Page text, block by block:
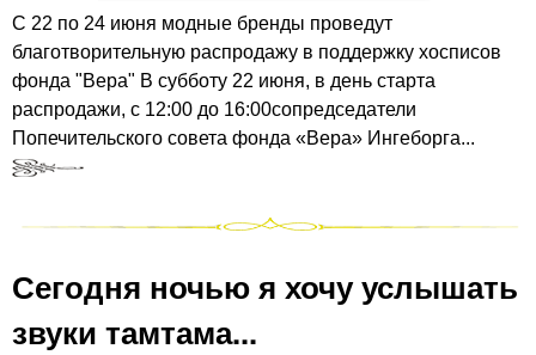
С 22 по 24 июня модные бренды проведут
благотворительную распродажу в поддержку хосписов
фонда "Вера" В субботу 22 июня, в день старта
распродажи, с 12:00 до 16:00сопредседатели
Попечительского совета фонда «Вера» Ингеборга...
Сегодня ночью я хочу услышать
звуки тамтама...